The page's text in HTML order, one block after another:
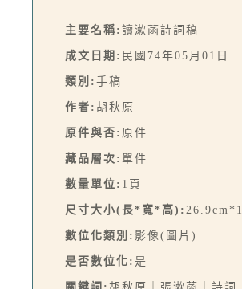
主要名稱: 讀漱菡詩詞稿
成文日期: 民國74年05月01日
類別: 手稿
作者: 胡秋原
原件與否: 原件
藏品層次: 單件
數量單位: 1頁
尺寸大小(長*寬*高):
數位化類別: 影像(圖片)
是否數位化: 是